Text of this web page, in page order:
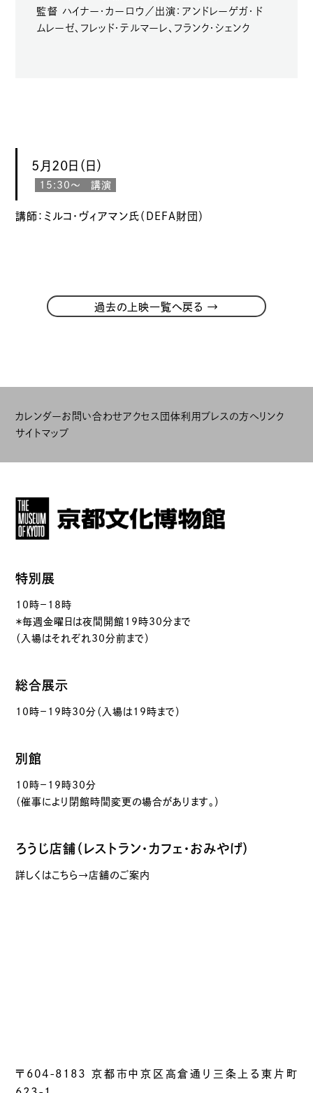
監督 ハイナー・カーロウ／出演：アンドレーゲガ・ド
ムレーゼ、フレッド・テルマーレ、フランク・シェンク
5月20日（日）
15:30〜 講演
講師：ミルコ・ヴィアマン氏（DEFA財団）
過去の上映一覧へ戻る →
カレンダーお問い合わせアクセス 団体利用 プレスの方へリンク
サイトマップ
特別展
10時－18時
＊毎週金曜日は夜間開館19時30分まで
（入場はそれぞれ30分前まで）
総合展示
10時－19時30分（入場は19時まで）
別館
10時－19時30分
（催事により閉館時間変更の場合があります。）
ろうじ店舗（レストラン・カフェ・おみやげ）
詳しくはこちら→店舗のご案内
〒604-8183 京都市中京区高倉通り三条上る東片町